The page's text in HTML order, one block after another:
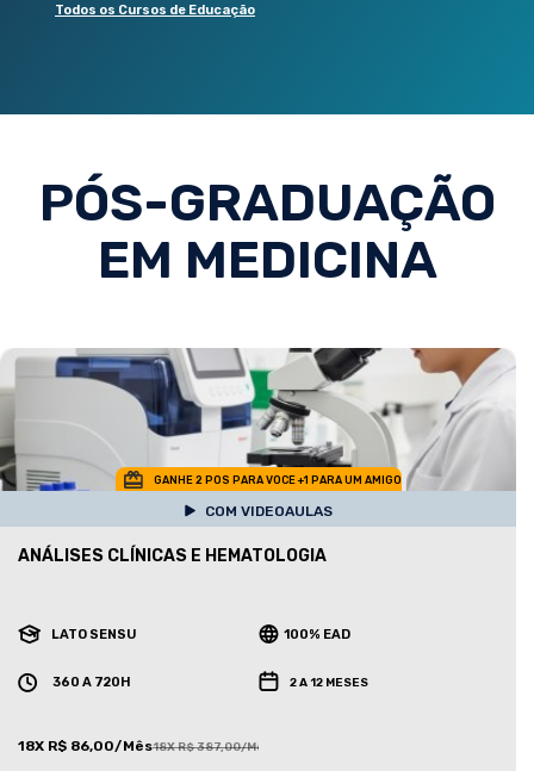
Todos os Cursos de Educação
PÓS-GRADUAÇÃO
EM MEDICINA
GANHE 2 POS PARA VOCE +1 PARA UM AMIGO
COM VIDEOAULAS
ANÁLISES CLÍNICAS E HEMATOLOGIA
LATO SENSU 100% EAD
360 A 720H 2 A 12 MESES
18X R$ 86,00/Mês18X R$ 387,00/Mês